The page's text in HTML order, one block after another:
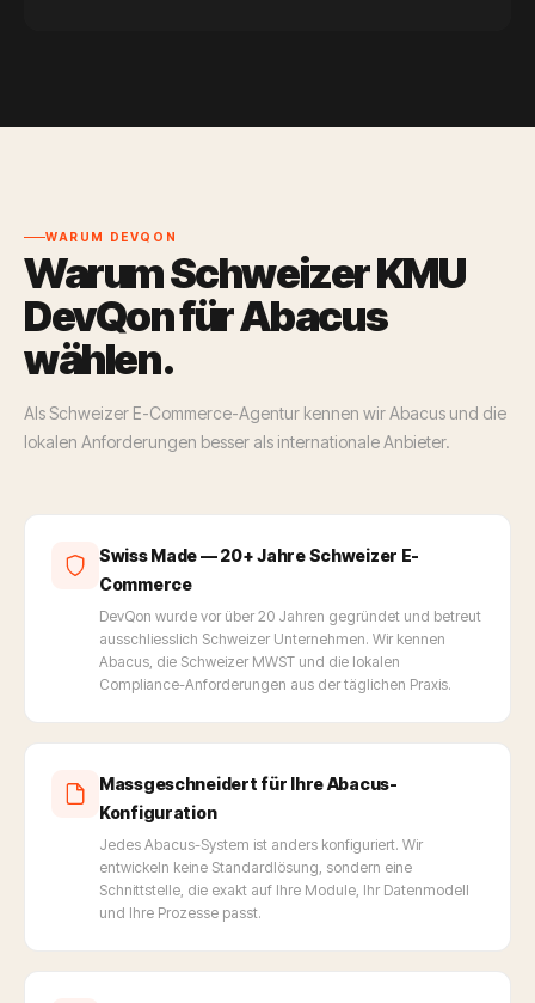
WARUM DEVQON
Warum Schweizer KMU
DevQon für Abacus
wählen.
Als Schweizer E-Commerce-Agentur kennen wir Abacus und die
lokalen Anforderungen besser als internationale Anbieter.
Swiss Made — 20+ Jahre Schweizer E-
Commerce
DevQon wurde vor über 20 Jahren gegründet und betreut
ausschliesslich Schweizer Unternehmen. Wir kennen
Abacus, die Schweizer MWST und die lokalen
Compliance-Anforderungen aus der täglichen Praxis.
Massgeschneidert für Ihre Abacus-
Konfiguration
Jedes Abacus-System ist anders konfiguriert. Wir
entwickeln keine Standardlösung, sondern eine
Schnittstelle, die exakt auf Ihre Module, Ihr Datenmodell
und Ihre Prozesse passt.